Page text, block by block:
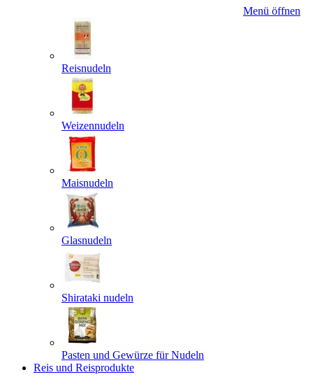
Menü öffnen
Reisnudeln
Weizennudeln
Maisnudeln
Glasnudeln
Shirataki nudeln
Pasten und Gewürze für Nudeln
Reis und Reisprodukte